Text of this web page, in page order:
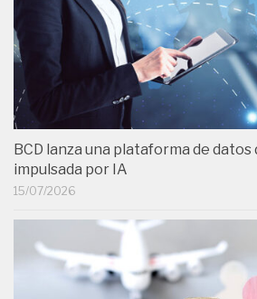
BCD lanza una plataforma de datos
impulsada por IA
15/07/2026